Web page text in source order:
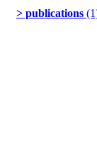
> publications